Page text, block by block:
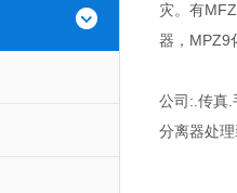
灾。有
器，MPZ9
公司:.传真
分离器处